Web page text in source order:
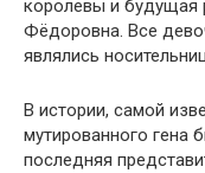
королевы и будущая
Фёдоровна. Все
являлись
В истории, самой
мутированного гена
последняя